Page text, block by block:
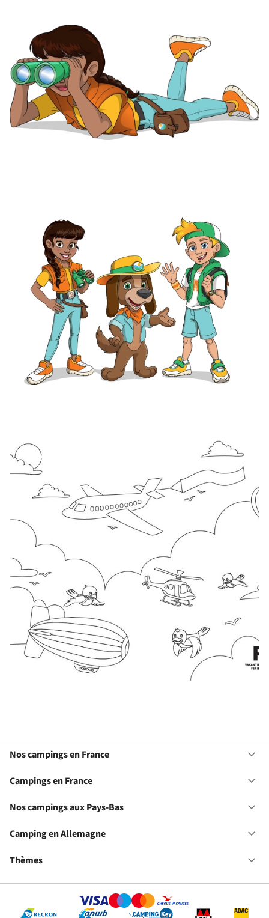
Qui est Club Sammy?
Dessins à collorier
Tous les dessins
Nos campings en France
Campings en France
Nos campings aux Pays-Bas
Camping en Allemagne
Thèmes